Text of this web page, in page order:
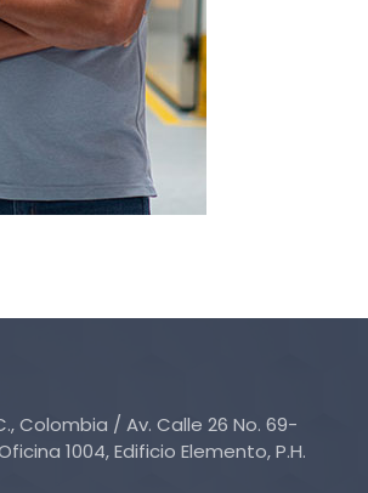
Colombia / Av. Calle 26 No. 69-
1004, Edificio Elemento, P.H.